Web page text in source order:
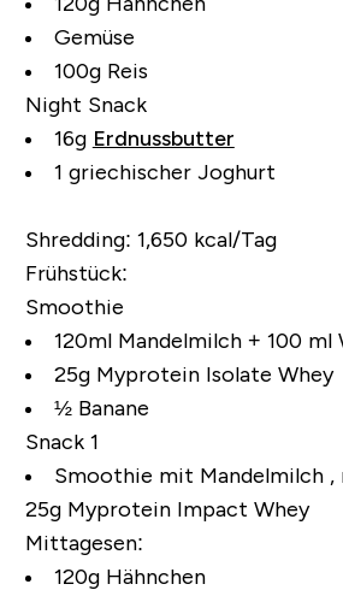
Gemüse
100g Reis
Night Snack
16g Erdnussbutter
1 griechischer Joghurt
Shredding: 1,650 kcal/Tag
Frühstück:
Smoothie
120ml Mandelmilch + 100 ml
25g Myprotein Isolate Whey
½ Banane
Snack 1
Smoothie mit Mandelmilch ,
25g Myprotein Impact Whey
Mittagesen:
120g Hähnchen